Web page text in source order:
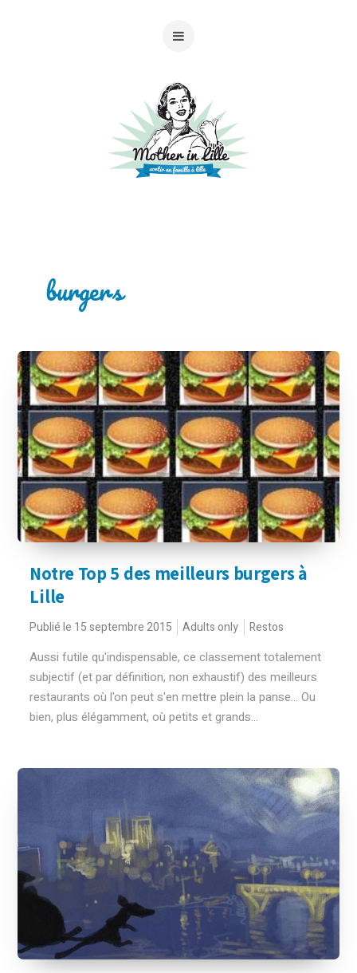
burgers
Notre Top 5 des meilleurs burgers à
Lille
Publié le 15 septembre 2015 Adults only Restos
Aussi futile qu'indispensable, ce classement totalement
subjectif (et par définition, non exhaustif) des meilleurs
restaurants où l'on peut s'en mettre plein la panse... Ou
bien, plus élégamment, où petits et grands...